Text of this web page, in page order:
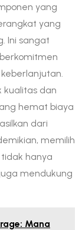
yang
yang
Ini sangat
kualitas dan
hemat biaya
dari
memilih
hanya
mendukung
Mana